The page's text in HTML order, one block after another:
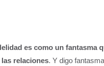
es como un fantasma
relaciones. Y digo